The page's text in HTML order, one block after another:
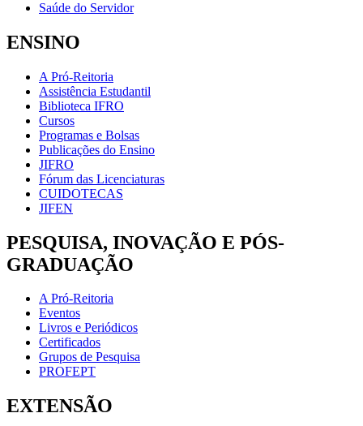
Saúde do Servidor
ENSINO
A Pró-Reitoria
Assistência Estudantil
Biblioteca IFRO
Cursos
Programas e Bolsas
Publicações do Ensino
JIFRO
Fórum das Licenciaturas
CUIDOTECAS
JIFEN
PESQUISA, INOVAÇÃO E PÓS-
GRADUAÇÃO
A Pró-Reitoria
Eventos
Livros e Periódicos
Certificados
Grupos de Pesquisa
PROFEPT
EXTENSÃO